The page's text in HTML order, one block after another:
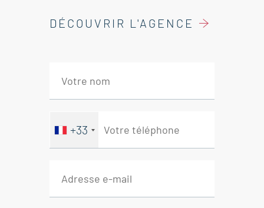
Agence immobilière Nyons -
DÉCOUVRIR L'AGENCE
+33